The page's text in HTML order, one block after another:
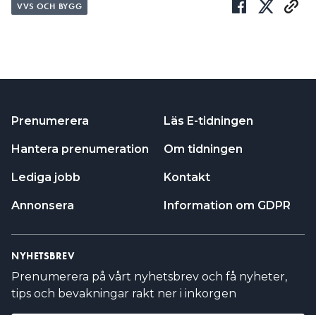
VVS OCH BYGG
Prenumerera
Hantera prenumeration
Lediga jobb
Annonsera
Läs E-tidningen
Om tidningen
Kontakt
Information om GDPR
NYHETSBREV
Prenumerera på vårt nyhetsbrev och få nyheter,
tips och bevakningar rakt ner i inkorgen